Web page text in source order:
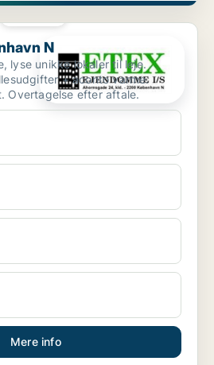
N
lyse unikke lokaler til leje.
+ aconto varme.
Overtagelse efter aftale.
Mere info